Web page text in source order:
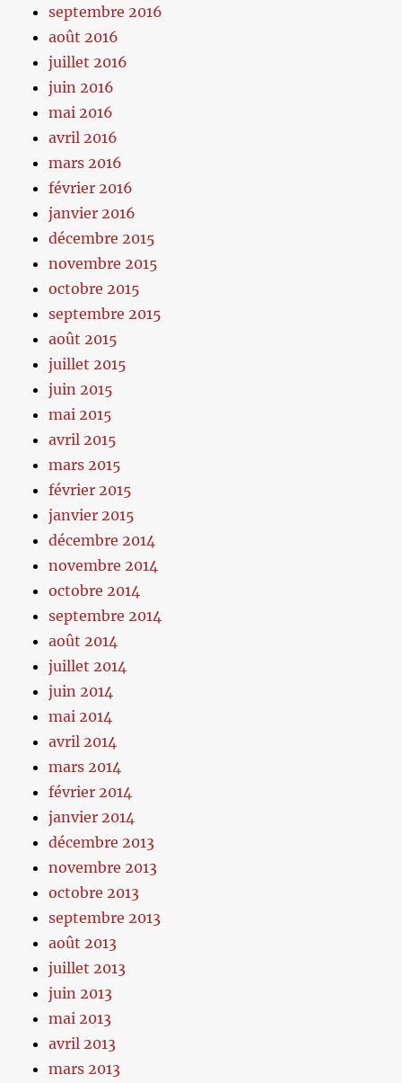
septembre 2016
août 2016
juillet 2016
juin 2016
mai 2016
avril 2016
mars 2016
février 2016
janvier 2016
décembre 2015
novembre 2015
octobre 2015
septembre 2015
août 2015
juillet 2015
juin 2015
mai 2015
avril 2015
mars 2015
février 2015
janvier 2015
décembre 2014
novembre 2014
octobre 2014
septembre 2014
août 2014
juillet 2014
juin 2014
mai 2014
avril 2014
mars 2014
février 2014
janvier 2014
décembre 2013
novembre 2013
octobre 2013
septembre 2013
août 2013
juillet 2013
juin 2013
mai 2013
avril 2013
mars 2013